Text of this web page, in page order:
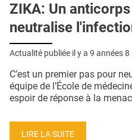
E-REVUE SAD
QUI SOMMES-NOUS ?
CONDITIONS GÉNÉRALES
ZIKA: Un
neutralise
Actualité publiée il y a 9 années 8
C’est un premier pas pour
équipe de l’École de
espoir de réponse à la
LIRE LA SUITE